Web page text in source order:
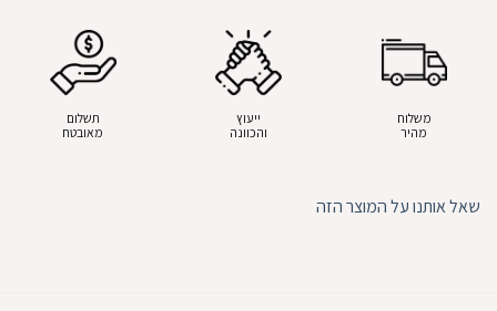
משלוח
מהיר
ייעוץ
והכוונה
תשלום
מאובטח
שאל אותנו על המוצר הזה